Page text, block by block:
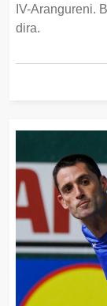
IV-Arangureni.
dira.